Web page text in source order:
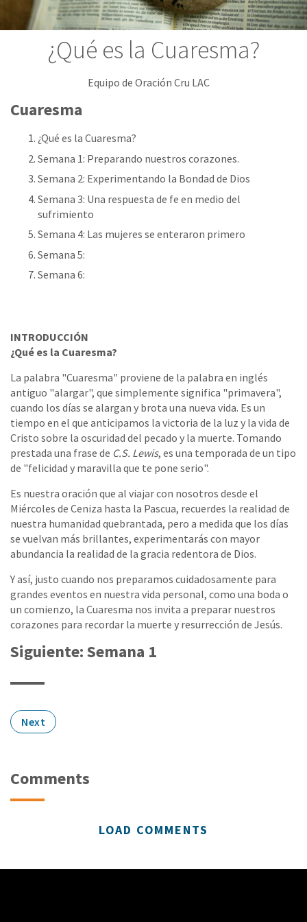
¿Qué es la Cuaresma?
Equipo de Oración Cru LAC
Cuaresma
¿Qué es la Cuaresma?
Semana 1: Preparando nuestros corazones.
Semana 2: Experimentando la Bondad de Dios
Semana 3: Una respuesta de fe en medio del
sufrimiento
Semana 4: Las mujeres se enteraron primero
Semana 5:
Semana 6:
INTRODUCCIÓN
¿Qué es la Cuaresma?
La palabra "Cuaresma" proviene de la palabra en inglés
antiguo "alargar", que simplemente significa "primavera",
cuando los días se alargan y brota una nueva vida. Es un
tiempo en el que anticipamos la victoria de la luz y la vida de
Cristo sobre la oscuridad del pecado y la muerte. Tomando
prestada una frase de C.S. Lewis, es una temporada de un tipo
de "felicidad y maravilla que te pone serio".
Es nuestra oración que al viajar con nosotros desde el
Miércoles de Ceniza hasta la Pascua, recuerdes la realidad de
nuestra humanidad quebrantada, pero a medida que los días
se vuelvan más brillantes, experimentarás con mayor
abundancia la realidad de la gracia redentora de Dios.
Y así, justo cuando nos preparamos cuidadosamente para
grandes eventos en nuestra vida personal, como una boda o
un comienzo, la Cuaresma nos invita a preparar nuestros
corazones para recordar la muerte y resurrección de Jesús.
Siguiente: Semana 1
Next
Comments
LOAD COMMENTS